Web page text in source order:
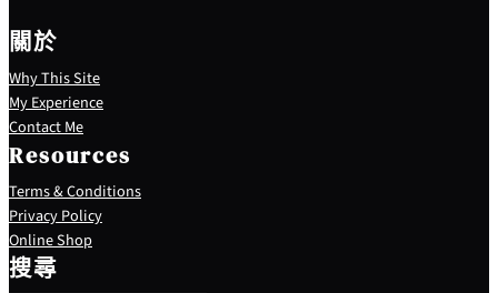
關於
Why This Site
My Experience
Contact Me
Resources
Terms & Conditions
Privacy Policy
Online Shop
搜尋
S
e
a